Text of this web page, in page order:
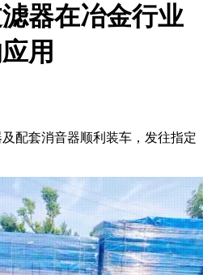
器在冶金行业
用
配套消音器顺利装车，发往指定